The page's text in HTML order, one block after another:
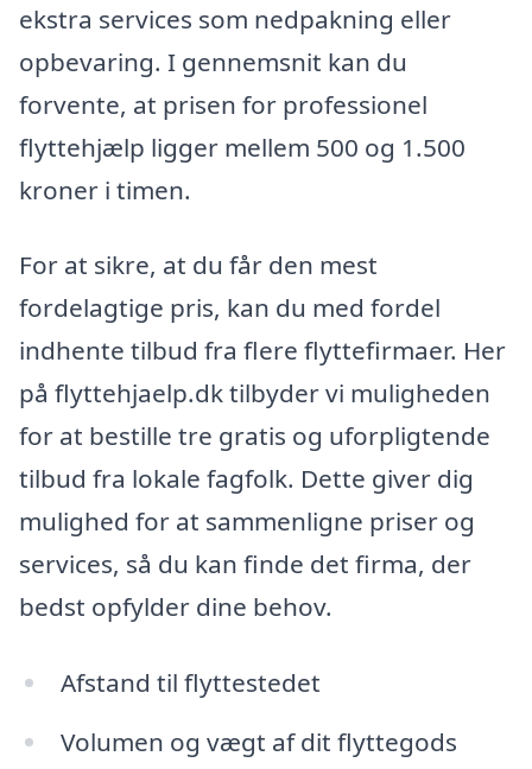
ekstra services som nedpakning eller
opbevaring. I gennemsnit kan du
forvente, at prisen for professionel
flyttehjælp ligger mellem 500 og 1.500
kroner i timen.
For at sikre, at du får den mest
fordelagtige pris, kan du med fordel
indhente tilbud fra flere flyttefirmaer. Her
på flyttehjaelp.dk tilbyder vi muligheden
for at bestille tre gratis og uforpligtende
tilbud fra lokale fagfolk. Dette giver dig
mulighed for at sammenligne priser og
services, så du kan finde det firma, der
bedst opfylder dine behov.
Afstand til flyttestedet
Volumen og vægt af dit flyttegods